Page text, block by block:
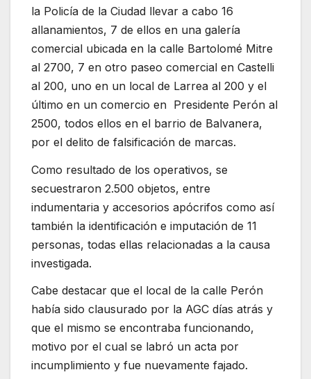
la Policía de la Ciudad llevar a cabo 16
allanamientos, 7 de ellos en una galería
comercial ubicada en la calle Bartolomé Mitre
al 2700, 7 en otro paseo comercial en Castelli
al 200, uno en un local de Larrea al 200 y el
último en un comercio en Presidente Perón al
2500, todos ellos en el barrio de Balvanera,
por el delito de falsificación de marcas.
Como resultado de los operativos, se
secuestraron 2.500 objetos, entre
indumentaria y accesorios apócrifos como así
también la identificación e imputación de 11
personas, todas ellas relacionadas a la causa
investigada.
Cabe destacar que el local de la calle Perón
había sido clausurado por la AGC días atrás y
que el mismo se encontraba funcionando,
motivo por el cual se labró un acta por
incumplimiento y fue nuevamente fajado.